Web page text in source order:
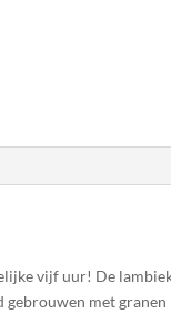
vijf uur! De
gebrouwen met granen